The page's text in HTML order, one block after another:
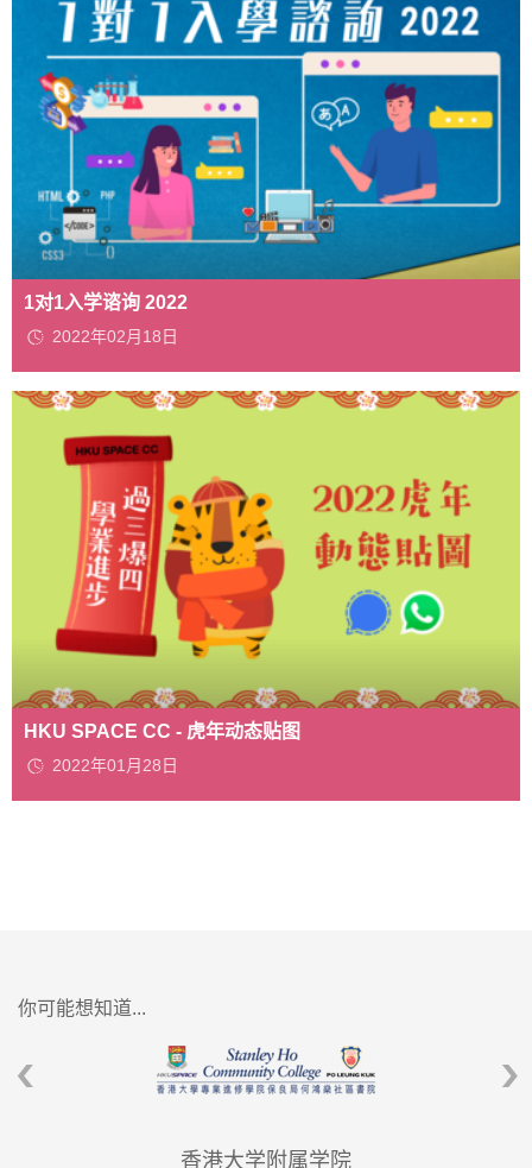
1对1入学谘询 2022
2022年02月18日
HKU SPACE CC - 虎年动态贴图
2022年01月28日
你可能想知道...
香港大学附属学院